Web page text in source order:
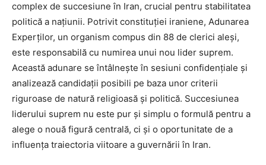
complex de succesiune în Iran, crucial pentru stabilitatea
politică a națiunii. Potrivit constituției iraniene, Adunarea
Experților, un organism compus din 88 de clerici aleși,
este responsabilă cu numirea unui nou lider suprem.
Această adunare se întâlnește în sesiuni confidențiale și
analizează candidații posibili pe baza unor criterii
riguroase de natură religioasă și politică. Succesiunea
liderului suprem nu este pur și simplu o formulă pentru a
alege o nouă figură centrală, ci și o oportunitate de a
influența traiectoria viitoare a guvernării în Iran.